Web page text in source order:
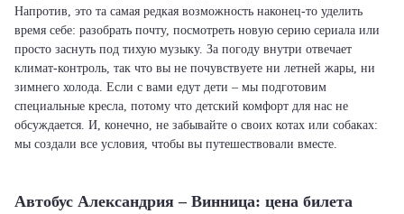
Напротив, это та самая редкая возможность наконец-то уделить
время себе: разобрать почту, посмотреть новую серию сериала или
просто заснуть под тихую музыку. За погоду внутри отвечает
климат-контроль, так что вы не почувствуете ни летней жары, ни
зимнего холода. Если с вами едут дети – мы подготовим
специальные кресла, потому что детский комфорт для нас не
обсуждается. И, конечно, не забывайте о своих котах или собаках:
мы создали все условия, чтобы вы путешествовали вместе.
Автобус Александрия – Винница: цена билета